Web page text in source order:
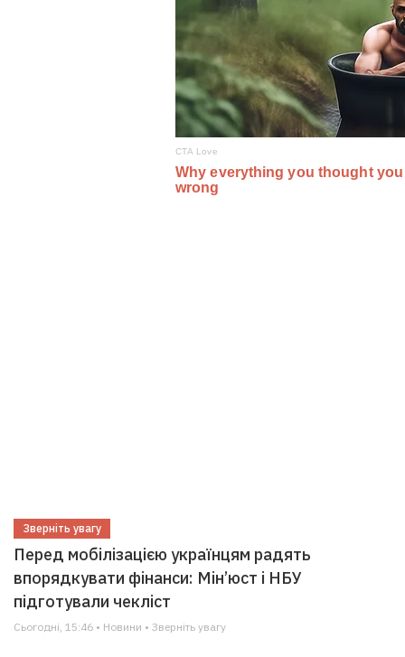
Зверніть увагу
Перед мобілізацією українцям радять
впорядкувати фінанси: Мін’юст і НБУ
підготували чекліст
Сьогодні, 15:46 • Новини • Зверніть увагу